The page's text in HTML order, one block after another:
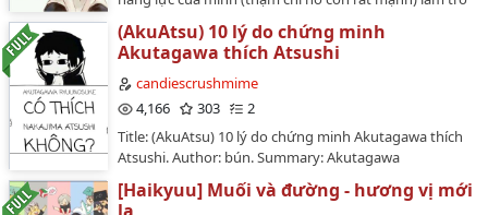
nhìn thấy mặt đáng yêu của "một số con người" nào
đó.…
(AkuAtsu) 10 lý do chứng minh
Akutagawa thích Atsushi
candiescrushmime
4,166
303
2
Title: (AkuAtsu) 10 lý do chứng minh Akutagawa thích
Atsushi. Author: bún. Summary: Akutagawa
tự ti tiến bước, Nakahara Chuuya giàu tình yêu
[Haikyuu] Muối và đường - hương vị mới